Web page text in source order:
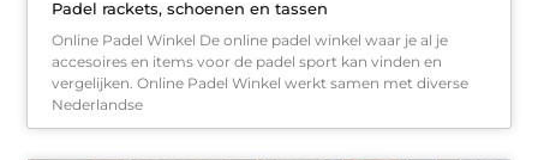
Padel rackets, schoenen en tassen
Online Padel Winkel De online padel winkel waar je al je
accesoires en items voor de padel sport kan vinden en
vergelijken. Online Padel Winkel werkt samen met diverse
Nederlandse